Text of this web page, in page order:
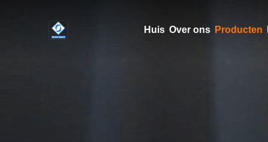
Huis Over ons Producten